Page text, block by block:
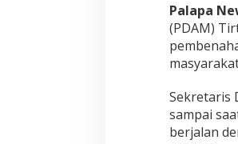
Palapa
(PDAM)
Sekretaris
sampai
berjalan